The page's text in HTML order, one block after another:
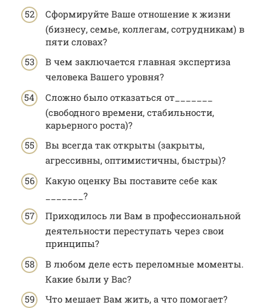
Сформируйте Ваше отношение к жизни
(бизнесу, семье, коллегам, сотрудникам) в
пяти словах?
В чем заключается главная экспертиза
человека Вашего уровня?
Сложно было отказаться от_______
(свободного времени, стабильности,
карьерного роста)?
Вы всегда так открыты (закрыты,
агрессивны, оптимистичны, быстры)?
Какую оценку Вы поставите себе как
_______?
Приходилось ли Вам в профессиональной
деятельности переступать через свои
принципы?
В любом деле есть переломные моменты.
Какие были у Вас?
Что мешает Вам жить, а что помогает?